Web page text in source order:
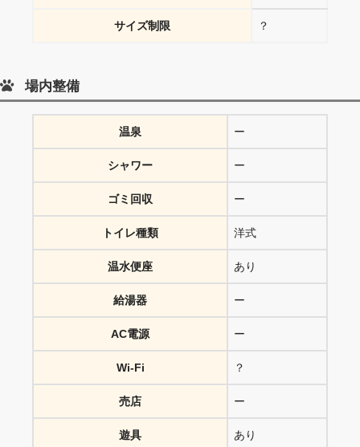
サイズ制限 ？
場内整備
温泉 ー
シャワー ー
ゴミ回収 ー
トイレ種類 洋式
温水便座 あり
給湯器 ー
AC電源 ー
Wi-Fi ？
売店 ー
遊具 あり